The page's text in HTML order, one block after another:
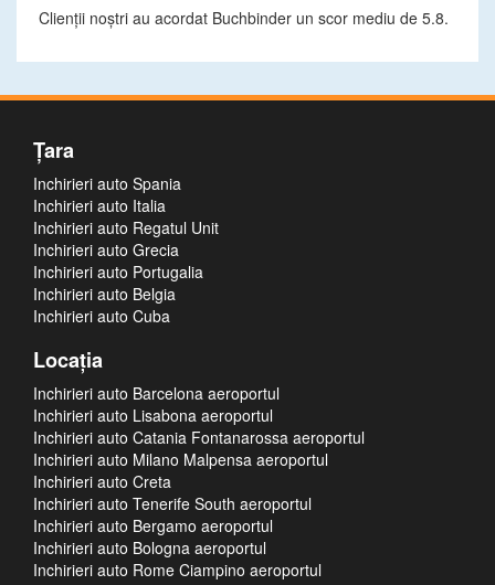
Clienții noștri au acordat Buchbinder un scor mediu de 5.8.
Ţara
Inchirieri auto Spania
Inchirieri auto Italia
Inchirieri auto Regatul Unit
Inchirieri auto Grecia
Inchirieri auto Portugalia
Inchirieri auto Belgia
Inchirieri auto Cuba
Locaţia
Inchirieri auto Barcelona aeroportul
Inchirieri auto Lisabona aeroportul
Inchirieri auto Catania Fontanarossa aeroportul
Inchirieri auto Milano Malpensa aeroportul
Inchirieri auto Creta
Inchirieri auto Tenerife South aeroportul
Inchirieri auto Bergamo aeroportul
Inchirieri auto Bologna aeroportul
Inchirieri auto Rome Ciampino aeroportul